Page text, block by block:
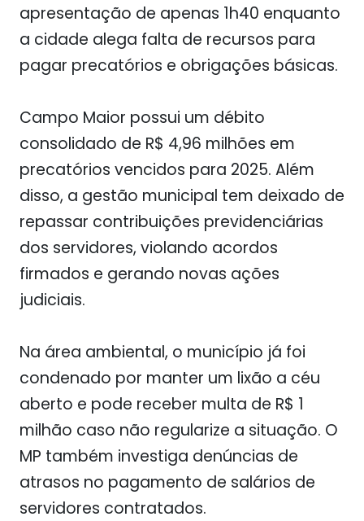
apresentação de apenas 1h40 enquanto
a cidade alega falta de recursos para
pagar precatórios e obrigações básicas.
Campo Maior possui um débito
consolidado de R$ 4,96 milhões em
precatórios vencidos para 2025. Além
disso, a gestão municipal tem deixado de
repassar contribuições previdenciárias
dos servidores, violando acordos
firmados e gerando novas ações
judiciais.
Na área ambiental, o município já foi
condenado por manter um lixão a céu
aberto e pode receber multa de R$ 1
milhão caso não regularize a situação. O
MP também investiga denúncias de
atrasos no pagamento de salários de
servidores contratados.